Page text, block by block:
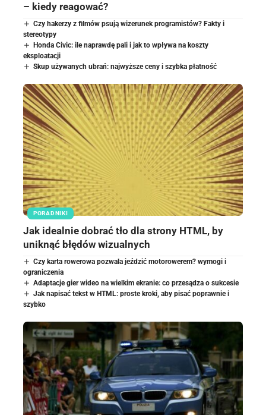
– kiedy reagować?
Czy hakerzy z filmów psują wizerunek programistów? Fakty i
stereotypy
Honda Civic: ile naprawdę pali i jak to wpływa na koszty
eksploatacji
Skup używanych ubrań: najwyższe ceny i szybka płatność
PORADNIKI
Jak idealnie dobrać tło dla strony HTML, by
uniknąć błędów wizualnych
Czy karta rowerowa pozwala jeździć motorowerem? wymogi i
ograniczenia
Adaptacje gier wideo na wielkim ekranie: co przesądza o sukcesie
Jak napisać tekst w HTML: proste kroki, aby pisać poprawnie i
szybko